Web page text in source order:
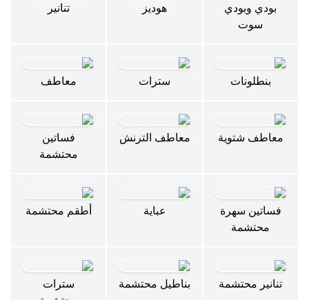
بودي وبودي
سوت
هوديز تنانير
بنطلونات سترات معاطف
معاطف شتوية معاطف الترنش
فساتين
محتشمة
فساتين سهرة
محتشمة
عباية أطقم محتشمة
تنانير محتشمة بناطيل محتشمة
سترات